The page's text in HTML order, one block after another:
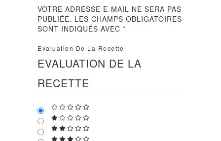
VOTRE ADRESSE E-MAIL NE SERA PAS
PUBLIÉE. LES CHAMPS OBLIGATOIRES
SONT INDIQUÉS AVEC*
Evaluation De La Recette
EVALUATION DE LA
RECETTE